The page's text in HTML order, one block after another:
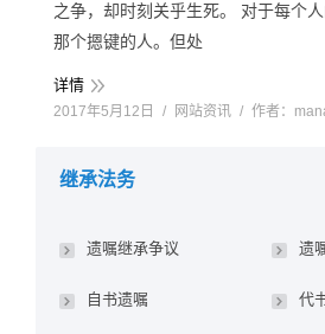
之争，却时刻关乎生死。 对于每个
那个摁键的人。但处
详情
2017年5月12日 网站资讯 作者：
继承法务
遗嘱继承争议 遗
自书遗嘱 代